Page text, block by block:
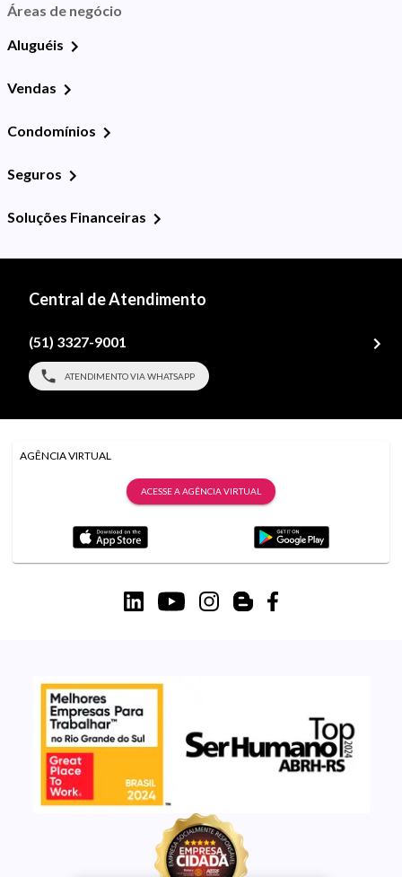
Áreas de negócio
Aluguéis
Vendas
Condomínios
Seguros
Soluções Financeiras
Central de Atendimento
(51) 3327-9001
ATENDIMENTO VIA WHATSAPP
AGÊNCIA VIRTUAL
ACESSE A AGÊNCIA VIRTUAL